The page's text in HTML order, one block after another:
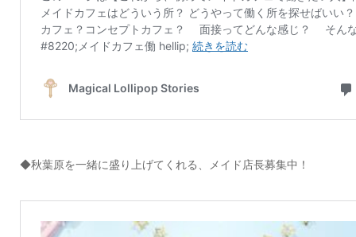
◆秋葉原を一緒に盛り上げてくれる、メイド店長募集中！